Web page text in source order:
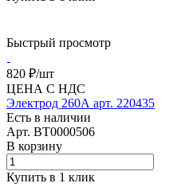
Быстрый просмотр
820 ₽/шт
ЦЕНА С НДС
Электрод 260А арт. 220435
Есть в наличии
Арт. BT0000506
В корзину
Купить в 1 клик